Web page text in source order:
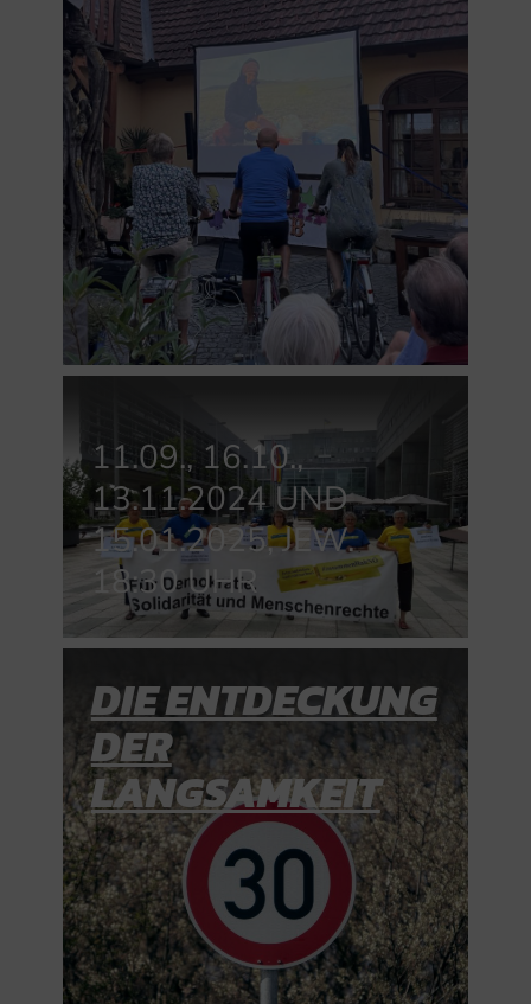
11.09., 16.10.,
13.11.2024 UND
15.01.2025, JEW.
18:30 UHR
STAMMTISCHE
DIE ENTDECKUNG
DER
LANGSAMKEIT